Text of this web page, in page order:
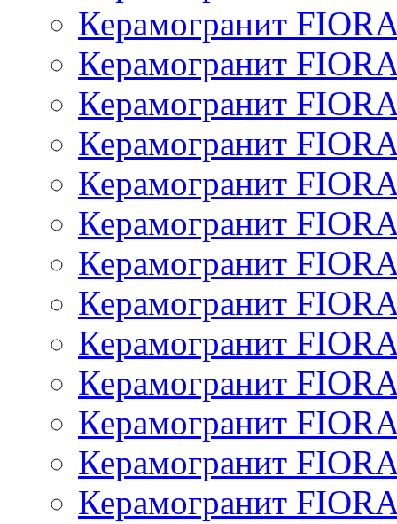
Керамогранит
Керамогранит
Керамогранит
Керамогранит
Керамогранит
Керамогранит
Керамогранит
Керамогранит
Керамогранит
Керамогранит
Керамогранит
Керамогранит
Керамогранит